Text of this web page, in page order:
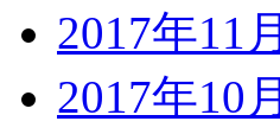
2017年11月
2017年10月